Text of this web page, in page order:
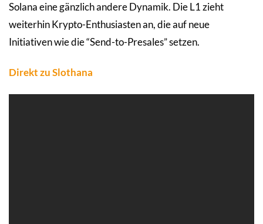
Solana eine gänzlich andere Dynamik. Die L1 zieht
weiterhin Krypto-Enthusiasten an, die auf neue
Initiativen wie die “Send-to-Presales” setzen.
Direkt zu Slothana